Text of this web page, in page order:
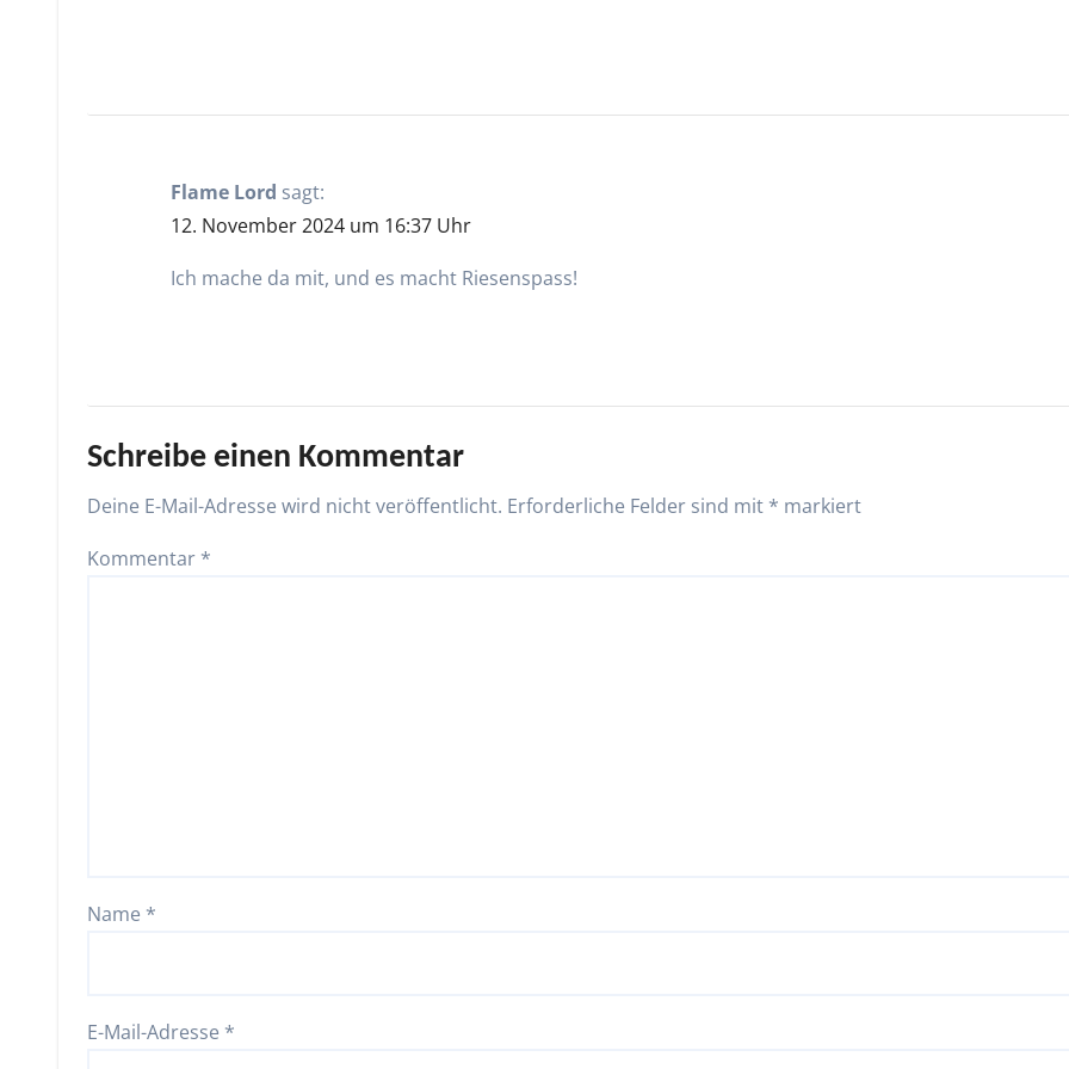
Flame Lord sagt:
12. November 2024 um 16:37 Uhr
Ich mache da mit, und es macht Riesenspass!
Schreibe einen Kommentar
Deine E-Mail-Adresse wird nicht veröffentlicht. Erforderliche Felder sind mit * markiert
Kommentar *
Name *
E-Mail-Adresse *